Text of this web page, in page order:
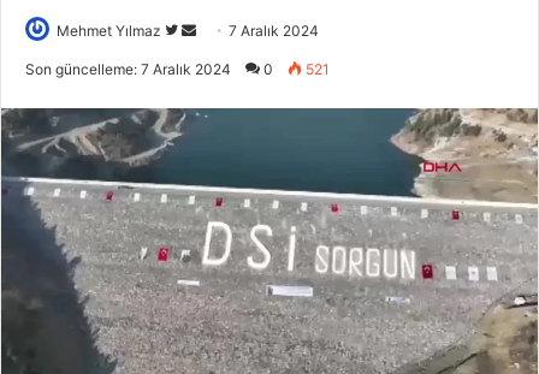
Mehmet Yılmaz
Twitter'da
Bir
göndermek
7 Aralık 2024
Son güncelleme: 7 Aralık 2024 0 521